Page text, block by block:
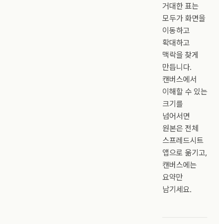
거대한 표는
모두가 화면을
이동하고
확대하고
맥락을 찾게
만듭니다.
캔버스에서
이해할 수 있는
크기를
넘어서면
원본은 전체
스프레드시트
앱으로 옮기고,
캔버스에는
요약만
남기세요.